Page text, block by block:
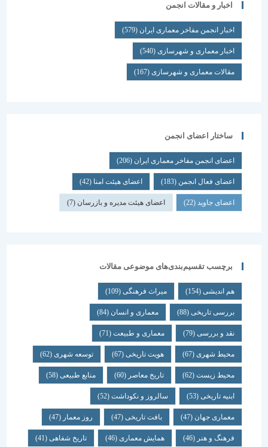
اخبار و مقالات انجمن
اخبار انجمن مفاخر معماری ایران (579)
اخبار معماری و شهرسازی(540)
مقالات معماری و شهرسازی(167)
ساختار اعضای انجمن
اعضای انجمن مفاخر معماری ایران (206)
اعضای فعال انجمن(183) اعضای هیئت امنا(42)
اعضای جاوید(22) اعضای هیئت مدیره و بازرسان(7)
برچسب تقسیم‌بندی‌های موضوعی مقالات
هم اندیشی (154) میراث فرهنگی (109)
بررسی تاریخی (88) معماری و انسان (84)
نقد و بررسی (79) معماری و طبیعت (71)
محیط شهری(67) هویت تاریخی(67) توسعه شهری(62)
محیط زیست(62) تاریخ معاصر(60) منابع طبیعی(58)
ابنیه تاریخی(53) سالروز و نکوداشت(52)
معماری جهان (47) بافت تاریخی(47) روز معمار(47)
فرهنگ و هنر(46) همایش معماری (46) تاریخ شفاهی (41)